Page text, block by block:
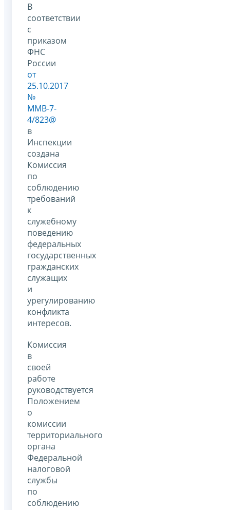
В
соответствии
с
приказом
ФНС
России
от
25.10.2017
№
ММВ-7-
4/823@
в
Инспекции
создана
Комиссия
по
соблюдению
требований
к
служебному
поведению
федеральных
государственных
гражданских
служащих
и
урегулированию
конфликта
интересов.
Комиссия
в
своей
работе
руководствуется
Положением
о
комиссии
территориального
органа
Федеральной
налоговой
службы
по
соблюдению